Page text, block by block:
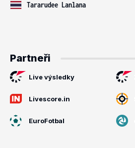
Tararudee Lanlana
Partneři
Live výsledky
Livescore.in
EuroFotbal